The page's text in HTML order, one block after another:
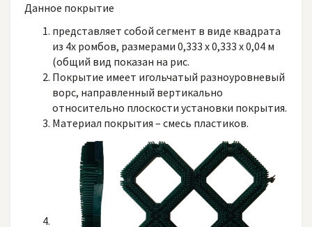
Данное покрытие
представляет собой сегмент в виде квадрата
из 4х ромбов, размерами 0,333 х 0,333 х 0,04 м
(общий вид показан на рис.
Покрытие имеет игольчатый разноуровневый
ворс, направленный вертикально
относительно плоскости установки покрытия.
Материал покрытия – смесь пластиков.